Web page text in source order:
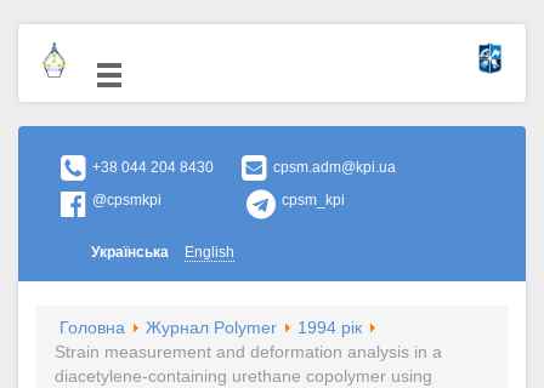
+38 044 204 8430
cpsm.adm@kpi.ua
@cpsmkpi
cpsm_kpi
Українська English
Головна Журнал Polymer
1994 рік
Strain measurement and deformation analysis in a
diacetylene-containing urethane copolymer using